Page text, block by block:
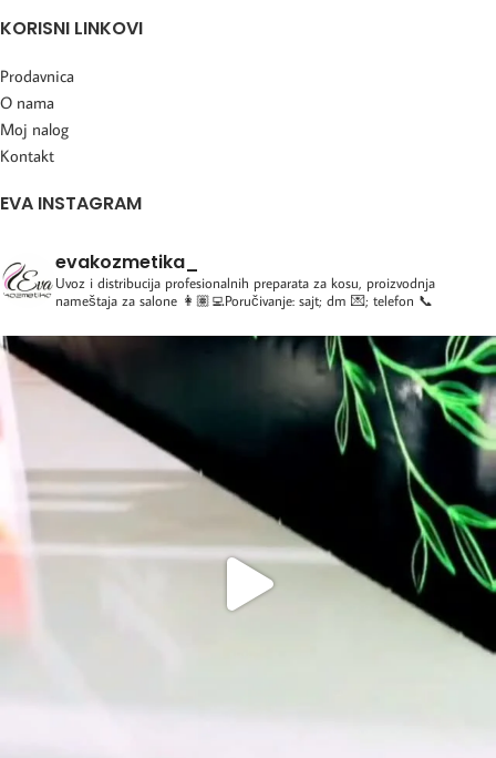
KORISNI LINKOVI
Prodavnica
O nama
Moj nalog
Kontakt
EVA INSTAGRAM
evakozmetika_
Uvoz i distribucija profesionalnih preparata za kosu, proizvodnja
nameštaja za salone 👩🏽‍💻Poručivanje: sajt; dm 💌; telefon 📞